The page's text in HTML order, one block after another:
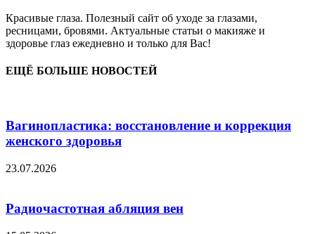
Красивые глаза. Полезный сайт об уходе за глазами,
ресницами, бровями. Актуальные статьи о макияже и
здоровье глаз ежедневно и только для Вас!
ЕЩЁ БОЛЬШЕ НОВОСТЕЙ
Вагинопластика: восстановление и коррекция
женского здоровья
23.07.2026
Радиочастотная абляция вен